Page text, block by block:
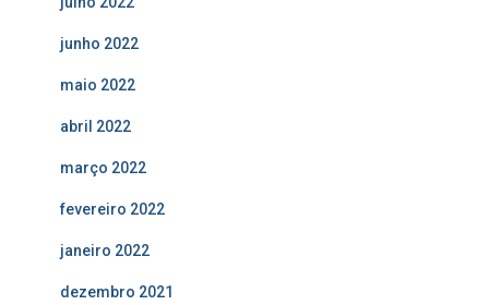
junho 2022
maio 2022
abril 2022
março 2022
fevereiro 2022
janeiro 2022
dezembro 2021